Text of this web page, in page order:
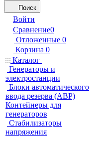
Поиск
Войти
Сравнение0
Отложенные 0
Корзина 0
Каталог
Генераторы и
электростанции
Блоки автоматического
ввода резерва (АВР)
Контейнеры для
генераторов
Стабилизаторы
напряжения